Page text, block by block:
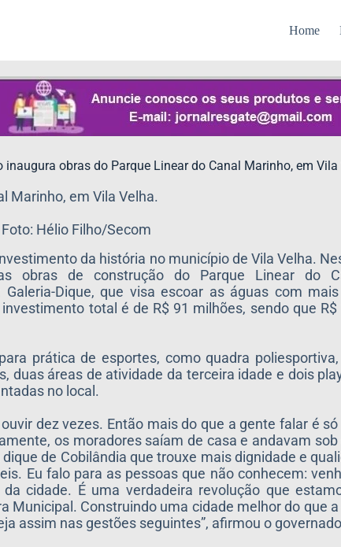
Home
inaugura obras do Parque Linear do Canal Marinho, em Vila
Marinho, em Vila Velha.
Foto: Hélio Filho/Secom
da história no município de Vila Velha.
obras de construção do Parque Linear do
Dique, que visa escoar as águas com
total é de R$ 91 milhões, sendo que
prática de esportes, como quadra
duas áreas de atividade da terceira idade e dois
no local.
dez vezes. Então mais do que a gente falar é
os moradores saíam de casa e andavam sob
de Cobilândia que trouxe mais dignidade e
Eu falo para as pessoas que não conhecem:
cidade. É uma verdadeira revolução que
Municipal. Construindo uma cidade melhor do que
assim nas gestões seguintes”, afirmou o